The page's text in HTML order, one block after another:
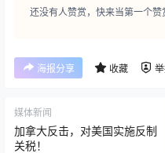
还没有人赞赏，快来当第一个赞
海报分享 收藏
媒体新闻
加拿大反击，对美国实施反制
关税！